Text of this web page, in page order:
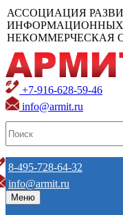
АССОЦИАЦИЯ
ИНФОРМАЦИОННЫХ
НЕКОММЕРЧЕСКАЯ
+7-916-628-59-46
info@armit.ru
8-495-728-64-32
info@armit.ru
Меню